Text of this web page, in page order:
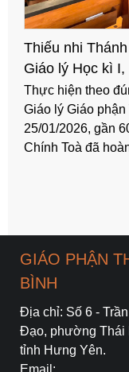
Khai giảng các
hạt Nam Tiền
Tối thứ Hai,
trọng và hân
(GLV) cấp 1, 2
khai giảng tại
GIÁO PHẬN
BÌNH
Địa chỉ: Số 6 -
Đạo, phường Thái
tỉnh Hưng Yên.